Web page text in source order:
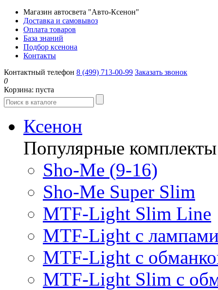
Магазин автосвета "Авто-Ксенон"
Доставка и самовывоз
Оплата товаров
База знаний
Подбор ксенона
Контакты
Контактный телефон 8 (499) 713-00-99 Заказать звонок
0
Корзина: пуста
Ксенон
Популярные комплекты
Sho-Me (9-16)
Sho-Me Super Slim
MTF-Light Slim Line
MTF-Light с
MTF-Light с
MTF-Light Slim с